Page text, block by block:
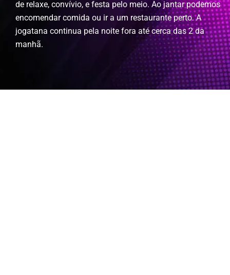
PARTICIPAÇÃO
CUSTO DE PARTICIPAÇÃO
Público geral: 15€
Sócios da SUS e